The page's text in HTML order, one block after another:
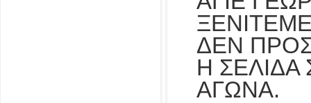
ΔΕΝ
Η
ΑΓΩΝΑ.